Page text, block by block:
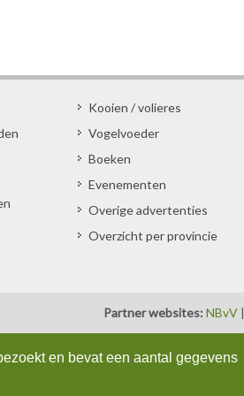
en bevat een aantal gegevens
Kooien / volieres
Vogelvoeder
Boeken
Evenementen
Overige advertenties
Overzicht per provincie
Partner websites: NBvV|